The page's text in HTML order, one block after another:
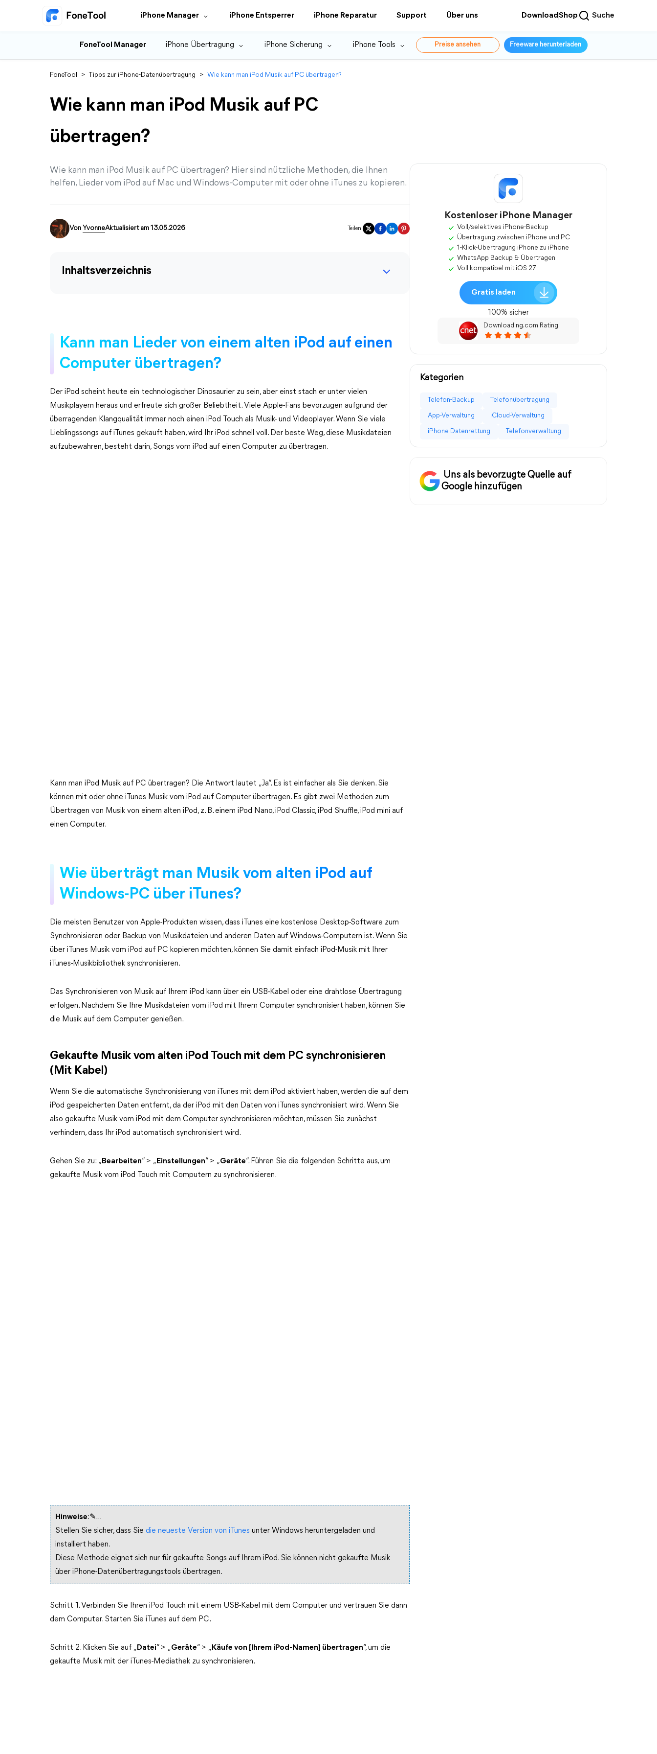
iPhone Manager iPhone Entsperrer iPhone Reparatur Support Über uns DownloadShop Suche
FoneTool Manager iPhone Übertragung iPhone Sicherung iPhone Tools Preise ansehen Freeware herunterladen
FoneTool > Tipps zur iPhone-Datenübertragung > Wie kann man iPod Musik auf PC übertragen?
Wie kann man iPod Musik auf PC
übertragen?
Wie kann man iPod Musik auf PC übertragen? Hier sind nützliche Methoden, die Ihnen
helfen, Lieder vom iPod auf Mac und Windows-Computer mit oder ohne iTunes zu kopieren.
Von YvonneAktualisiert am 13.05.2026 Teilen:
Inhaltsverzeichnis
Kann man Lieder von einem alten iPod auf einen
Computer übertragen?
Der iPod scheint heute ein technologischer Dinosaurier zu sein, aber einst stach er unter vielen
Musikplayern heraus und erfreute sich großer Beliebtheit. Viele Apple-Fans bevorzugen aufgrund der
überragenden Klangqualität immer noch einen iPod Touch als Musik- und Videoplayer. Wenn Sie viele
Lieblingssongs auf iTunes gekauft haben, wird Ihr iPod schnell voll. Der beste Weg, diese Musikdateien
aufzubewahren, besteht darin, Songs vom iPod auf einen Computer zu übertragen.
Kann man iPod Musik auf PC übertragen? Die Antwort lautet „Ja“. Es ist einfacher als Sie denken. Sie
können mit oder ohne iTunes Musik vom iPod auf Computer übertragen. Es gibt zwei Methoden zum
Übertragen von Musik von einem alten iPod, z. B. einem iPod Nano, iPod Classic, iPod Shuffle, iPod mini auf
einen Computer.
Wie überträgt man Musik vom alten iPod auf
Windows-PC über iTunes?
Die meisten Benutzer von Apple-Produkten wissen, dass iTunes eine kostenlose Desktop-Software zum
Synchronisieren oder Backup von Musikdateien und anderen Daten auf Windows-Computern ist. Wenn Sie
über iTunes Musik vom iPod auf PC kopieren möchten, können Sie damit einfach iPod-Musik mit Ihrer
iTunes-Musikbibliothek synchronisieren.
Das Synchronisieren von Musik auf Ihrem iPod kann über ein USB-Kabel oder eine drahtlose Übertragung
erfolgen. Nachdem Sie Ihre Musikdateien vom iPod mit Ihrem Computer synchronisiert haben, können Sie
die Musik auf dem Computer genießen.
Gekaufte Musik vom alten iPod Touch mit dem PC synchronisieren
(Mit Kabel)
Wenn Sie die automatische Synchronisierung von iTunes mit dem iPod aktiviert haben, werden die auf dem
iPod gespeicherten Daten entfernt, da der iPod mit den Daten von iTunes synchronisiert wird. Wenn Sie
also gekaufte Musik vom iPod mit dem Computer synchronisieren möchten, müssen Sie zunächst
verhindern, dass Ihr iPod automatisch synchronisiert wird.
Gehen Sie zu: „ Bearbeiten“ > „ Einstellungen“ > „Geräte“. Führen Sie die folgenden Schritte aus, um
gekaufte Musik vom iPod Touch mit Computern zu synchronisieren.
Hinweise:✎...
Stellen Sie sicher, dass Sie die neueste Version von iTunes unter Windows heruntergeladen und
installiert haben.
Diese Methode eignet sich nur für gekaufte Songs auf Ihrem iPod. Sie können nicht gekaufte Musik
über iPhone-Datenübertragungstools übertragen.
Schritt 1. Verbinden Sie Ihren iPod Touch mit einem USB-Kabel mit dem Computer und vertrauen Sie dann
dem Computer. Starten Sie iTunes auf dem PC.
Schritt 2. Klicken Sie auf „ Datei“ > „Geräte“ > „ Käufe von [Ihrem iPod-Namen] übertragen“, um die
gekaufte Musik mit der iTunes-Mediathek zu synchronisieren.
Kostenloser iPhone Manager
Voll/selektives iPhone-Backup
Übertragung zwischen iPhone und PC
1-Klick-Übertragung iPhone zu iPhone
WhatsApp Backup & Übertragen
Voll kompatibel mit iOS 27
Gratis laden
100% sicher
Downloading.com Rating
Kategorien
Telefon-Backup Telefonübertragung
App-Verwaltung iCloud-Verwaltung
iPhone Datenrettung Telefonverwaltung
Uns als bevorzugte Quelle auf
Google hinzufügen